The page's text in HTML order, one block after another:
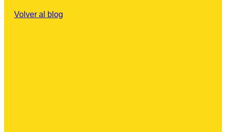
Volver al blog